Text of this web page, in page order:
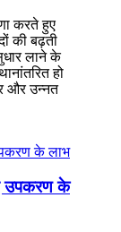
करते हुए
की बढ़ती
लाने के
हो
और उन्नत
उपकरण के